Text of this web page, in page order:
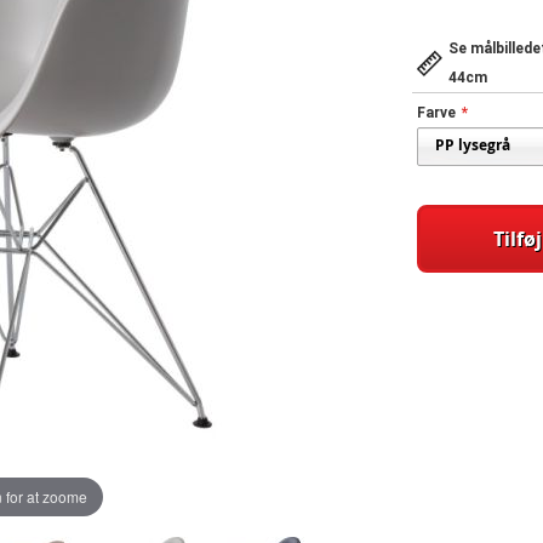
Se
44cm
Farve
at zoome